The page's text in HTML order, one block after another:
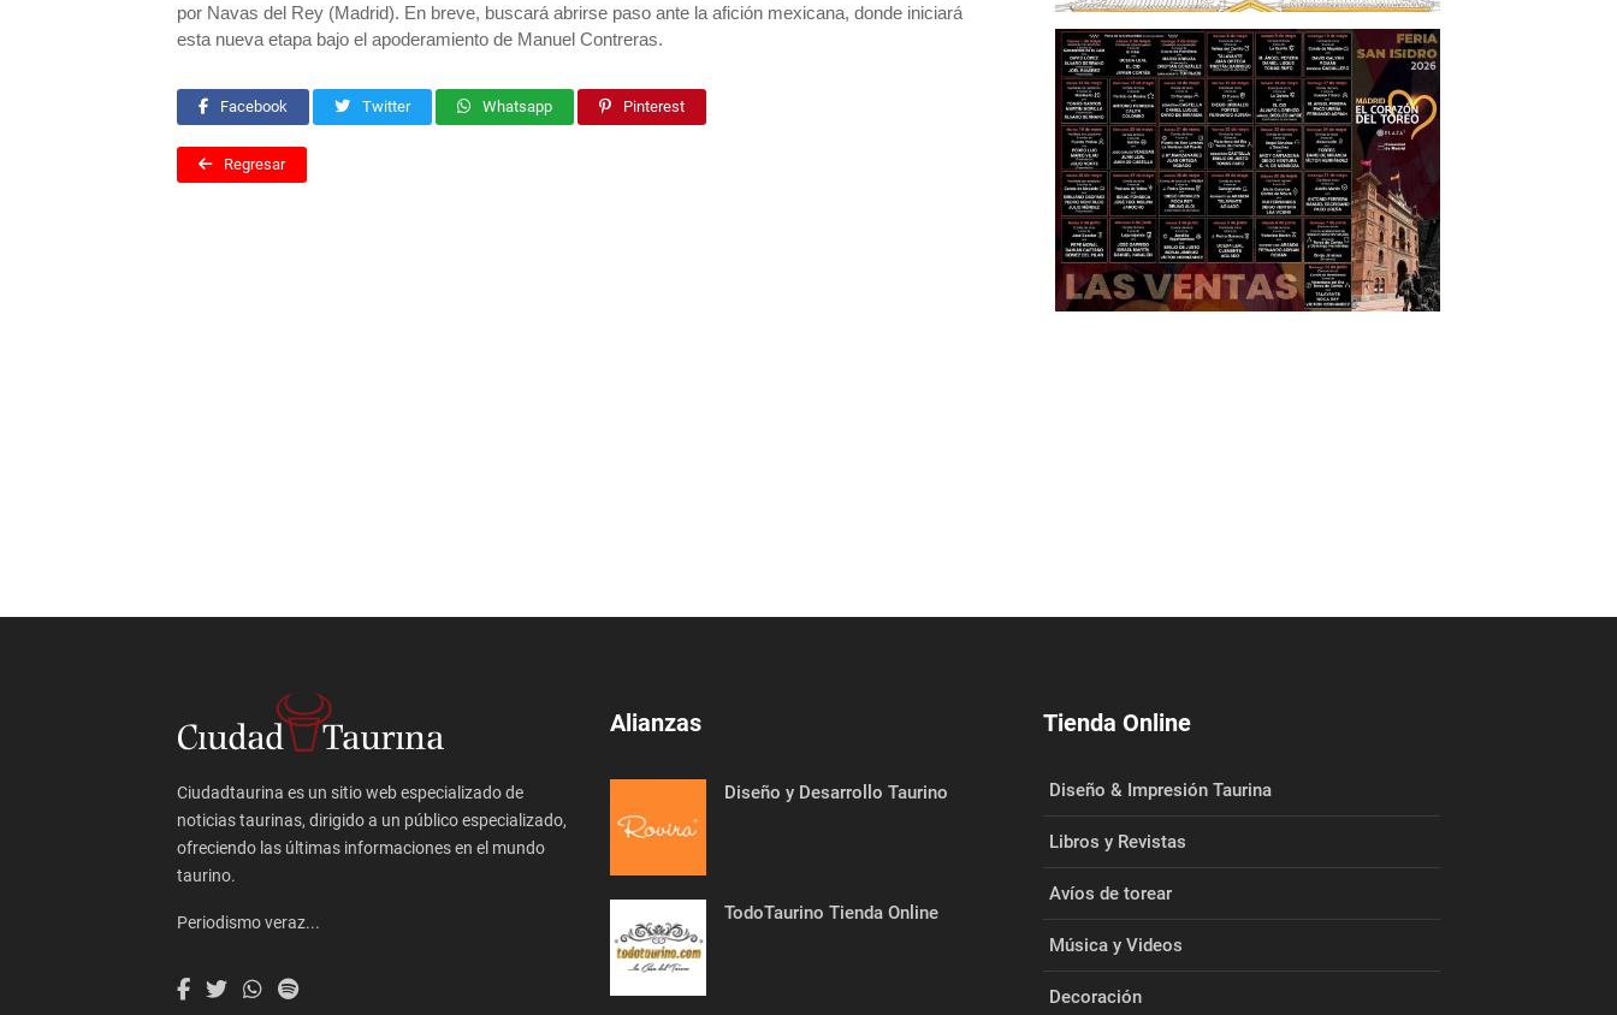
por Navas del Rey (Madrid). En breve, buscará abrirse paso ante la afición mexicana, donde iniciará
esta nueva etapa bajo el apoderamiento de Manuel Contreras.
Facebook Twitter Whatsapp Pinterest
Regresar
Ciudadtaurina es un sitio web especializado de
noticias taurinas, dirigido a un público especializado,
ofreciendo las últimas informaciones en el mundo
taurino.
Periodismo veraz...
Alianzas
Diseño y Desarrollo Taurino
TodoTaurino Tienda Online
Tienda Online
Diseño & Impresión Taurina
Libros y Revistas
Avíos de torear
Música y Videos
Decoración